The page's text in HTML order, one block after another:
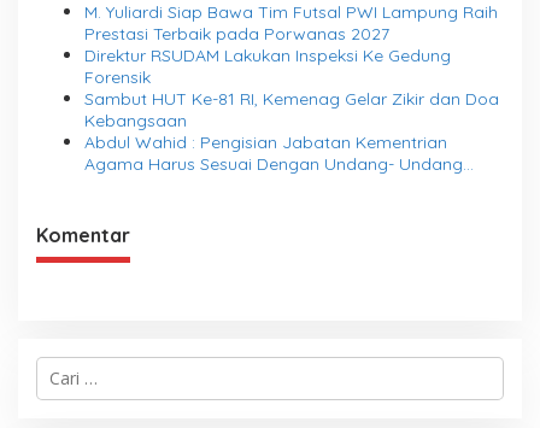
M. Yuliardi Siap Bawa Tim Futsal PWI Lampung Raih
Prestasi Terbaik pada Porwanas 2027
Direktur RSUDAM Lakukan Inspeksi Ke Gedung
Forensik
Sambut HUT Ke-81 RI, Kemenag Gelar Zikir dan Doa
Kebangsaan
Abdul Wahid : Pengisian Jabatan Kementrian
Agama Harus Sesuai Dengan Undang- Undang
Komentar
C